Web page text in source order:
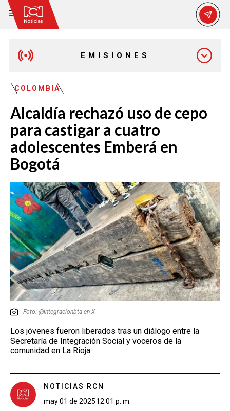
EMISIONES
EMISIÓN 7:00 PM
COLOMBIA
Alcaldía rechazó uso de cepo
para castigar a cuatro
adolescentes Emberá en
Bogotá
Foto: @integracionbta en X
Los jóvenes fueron liberados tras un diálogo entre la
Secretaría de Integración Social y voceros de la
comunidad en La Rioja.
NOTICIAS RCN
may 01 de 202512:01 p. m.